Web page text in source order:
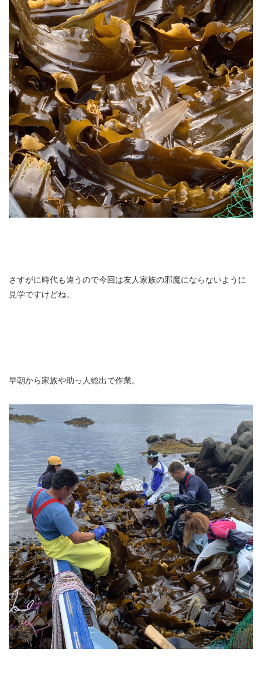
さすがに時代も違うので今回は友人家族の邪魔にならないように
見学ですけどね。
早朝から家族や助っ人総出で作業。